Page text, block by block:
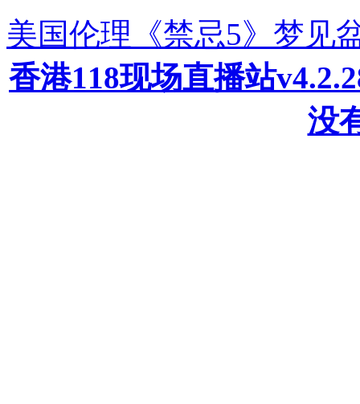
美国伦理《禁忌5》梦见
香港118现场直播站
没